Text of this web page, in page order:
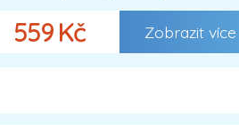
559 Kč Zobrazit více